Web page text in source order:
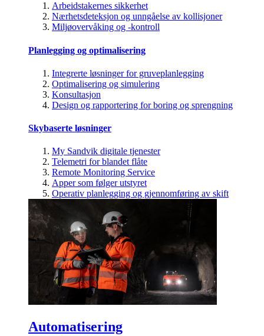
Arbeidstakernes sikkerhet
Nærhetsdeteksjon og unngåelse av kollisjoner
Miljøovervåking og -kontroll
Planlegging og optimalisering
Integrerte løsninger for gruveplanlegging
Optimalisering og simulering
Konsultasjon
Design og rapportering for boring og sprengning
Skybaserte løsninger
My Sandvik digitale tjenester
Telemetri for blandet flåte
Remote Monitoring Service
Apper som følger utstyret
Operativ planlegging og gjennomføring av skift
Automatisering